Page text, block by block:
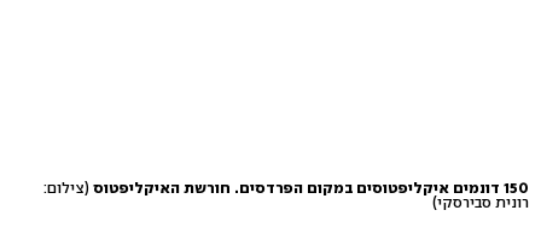
150 דונמים איקליפטוסים במקום הפרדסים. חורשת האיקליפטוס
(צילום:
רונית סבירסקי)